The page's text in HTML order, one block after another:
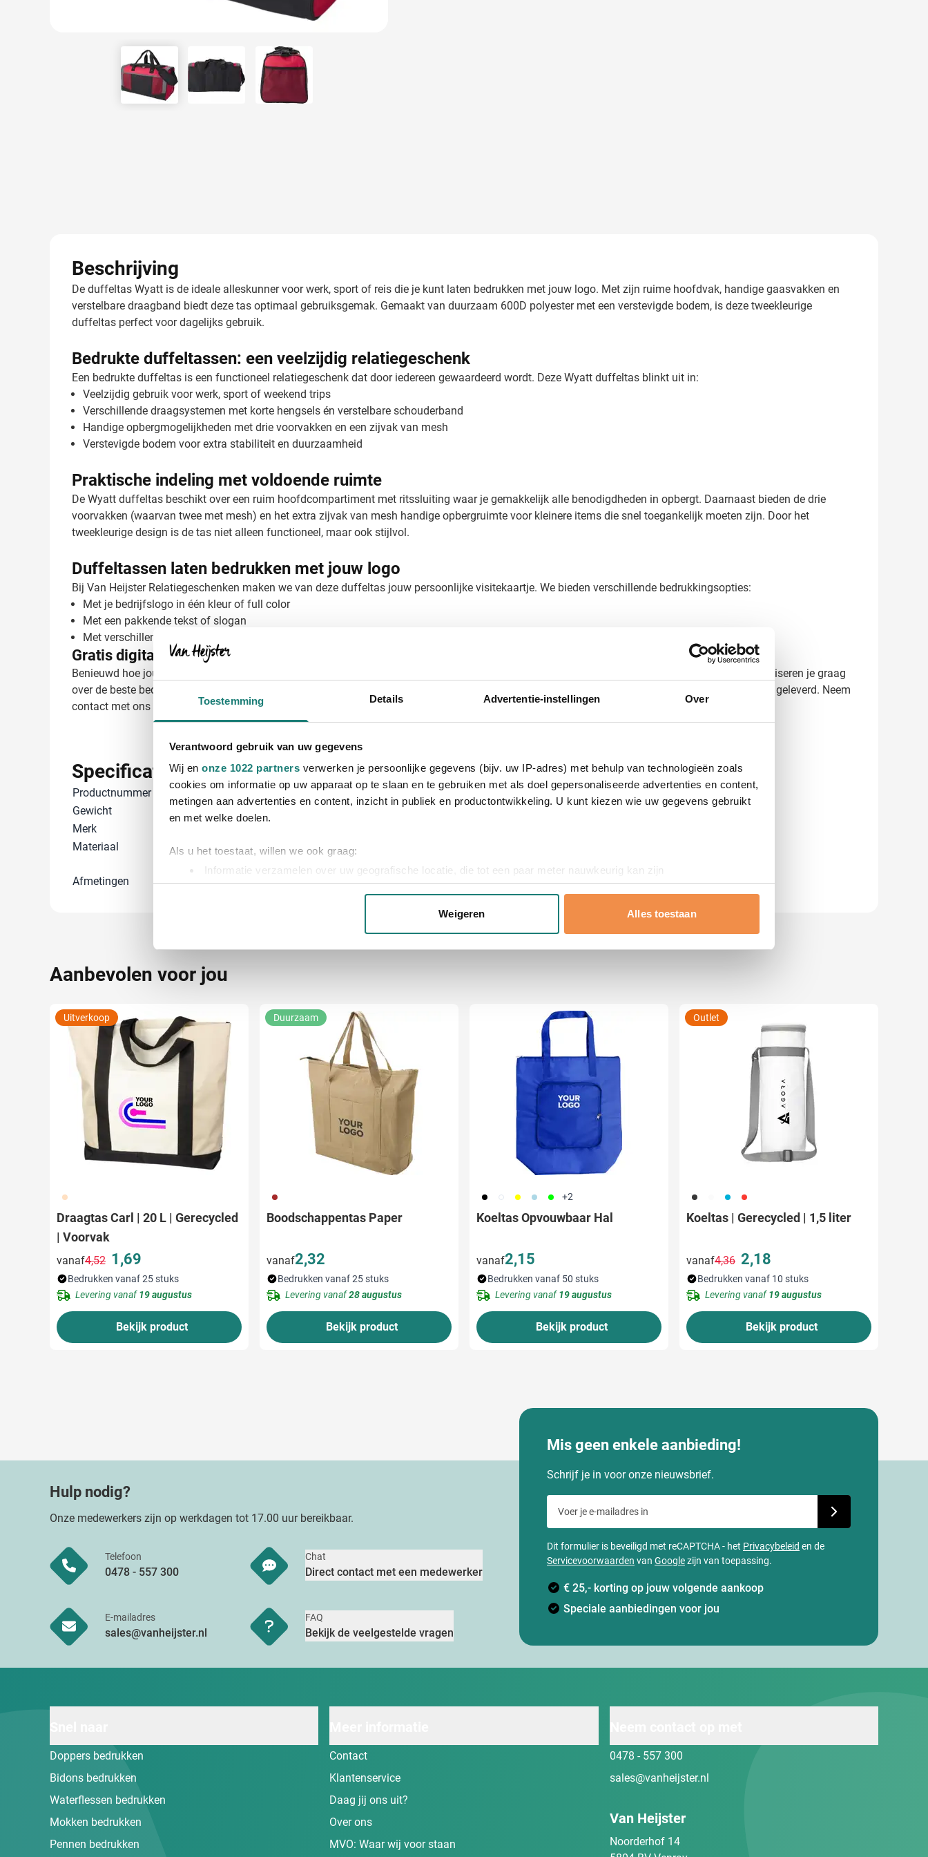
Toestemming Details Advertentie-instellingen Over
Verantwoord gebruik van uw gegevens
Wij en onze 1022 partners verwerken je persoonlijke gegevens (bijv. uw IP-adres) met behulp van technologieën zoals
cookies om informatie op uw apparaat op te slaan en te gebruiken met als doel gepersonaliseerde advertenties en content,
metingen aan advertenties en content, inzicht in publiek en productontwikkeling. U kunt kiezen wie uw gegevens gebruikt
en met welke doelen.
Als u het toestaat, willen we ook graag:
Informatie verzamelen over uw geografische locatie, die tot een paar meter nauwkeurig kan zijn
Uw apparaat identificeren door het actief te scannen op specifieke eigenschappen (fingerprinting)
toestemming op elk moment wijzigen of intrekken in de Cookieverklaring.
websiteverkeer te analyseren. Ook delen we informatie over uw gebruik van onze site met onze partners voor social
media, adverteren en analyse. Deze partners kunnen deze gegevens combineren met andere informatie die u aan ze heeft
Weigeren Alles toestaan
View larger imageView larger imageView larger image
Beschrijving
De duffeltas Wyatt is de ideale alleskunner voor werk, sport of reis die je kunt laten bedrukken met jouw logo. Met zijn ruime hoofdvak, handige gaasvakken en
verstelbare draagband biedt deze tas optimaal gebruiksgemak. Gemaakt van duurzaam 600D polyester met een verstevigde bodem, is deze tweekleurige
duffeltas perfect voor dagelijks gebruik.
Bedrukte duffeltassen: een veelzijdig relatiegeschenk
Een bedrukte duffeltas is een functioneel relatiegeschenk dat door iedereen gewaardeerd wordt. Deze Wyatt duffeltas blinkt uit in:
Veelzijdig gebruik voor werk, sport of weekend trips
Verschillende draagsystemen met korte hengsels én verstelbare schouderband
Handige opbergmogelijkheden met drie voorvakken en een zijvak van mesh
Verstevigde bodem voor extra stabiliteit en duurzaamheid
Praktische indeling met voldoende ruimte
De Wyatt duffeltas beschikt over een ruim hoofdcompartiment met ritssluiting waar je gemakkelijk alle benodigdheden in opbergt. Daarnaast bieden de drie
voorvakken (waarvan twee met mesh) en het extra zijvak van mesh handige opbergruimte voor kleinere items die snel toegankelijk moeten zijn. Door het
tweekleurige design is de tas niet alleen functioneel, maar ook stijlvol.
Duffeltassen laten bedrukken met jouw logo
Bij Van Heijster Relatiegeschenken maken we van deze duffeltas jouw persoonlijke visitekaartje. We bieden verschillende bedrukkingsopties:
Met je bedrijfslogo in één kleur of full color
Met een pakkende tekst of slogan
Met verschillende namen mogelijk voor een persoonlijke touch
Gratis digitaal voorbeeld van je bedrukte duffeltas
Benieuwd hoe jouw logo eruitziet op de Wyatt duffeltas? Vraag een gratis digitaal voorbeeld aan en zie direct het resultaat. Onze specialisten adviseren je graag
over de beste bedrukkingsmogelijkheden. Met 45 jaar ervaring zorgen we voor een perfect bedrukt eindresultaat dat binnen 2-3 weken bij je wordt geleverd. Neem
contact met ons op voor een offerte op maat!
Specificaties
Productnummer
967425
Gewicht
Merk
Materiaal
Allooi, Gaas, Kunststof, Metaal, Papier,
Afmetingen
49 cm x 28 cm x 24 cm (l x b x h)
Aanbevolen voor jou
357
Draagtas Carl | 20 L | Gerecycled
| Voorvak
vanaf
Normale prijs
4,52 1,69
Uitverkoop
Bedrukken vanaf 25 stuks
Levering vanaf19 augustus
Bekijk product
011
Boodschappentas Paper
vanaf2,32
Duurzaam
Bedrukken vanaf 25 stuks
Levering vanaf28 augustus
Bekijk product
001 002 006 018 019 +2
Koeltas Opvouwbaar Hal
vanaf2,15
Bedrukken vanaf 50 stuks
Levering vanaf19 augustus
Bekijk product
001 005 008
Koeltas | Gerecycled | 1,5 liter
vanaf
Normale prijs
4,36 2,18
Outlet
Bedrukken vanaf 10 stuks
Levering vanaf19 augustus
Bekijk product
Hulp nodig?
Onze medewerkers zijn op werkdagen tot 17.00 uur bereikbaar.
Telefoon
0478 - 557 300
Chat
Direct contact met een medewerker
E-mailadres
sales@vanheijster.nl
FAQ
Bekijk de veelgestelde vragen
Mis geen enkele aanbieding!
Schrijf je in voor onze nieuwsbrief.
Dit formulier is beveiligd met reCAPTCHA - het Privacybeleid en de
Servicevoorwaarden van Googlezijn van toepassing.
€ 25,- korting op jouw volgende aankoop
Speciale aanbiedingen voor jou
Doppers bedrukken
Bidons bedrukken
Waterflessen bedrukken
Mokken bedrukken
Pennen bedrukken
Contact
Klantenservice
Daag jij ons uit?
Over ons
MVO: Waar wij voor staan
0478 - 557 300
sales@vanheijster.nl
Van Heijster
Noorderhof 14